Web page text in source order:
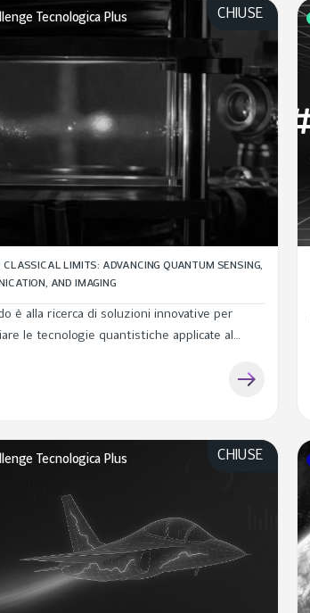
CLASSICAL LIMITS: ADVANCING QUANTUM SENSING,
AND IMAGING
è alla ricerca di soluzioni innovative per
le tecnologie quantistiche applicate al
CHIUSE
Tecnologica Plus
CHIUSE
Tecnologica Plus